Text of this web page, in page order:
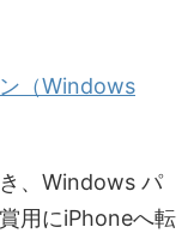
（Windows
、Windows パ
用にiPhoneへ転